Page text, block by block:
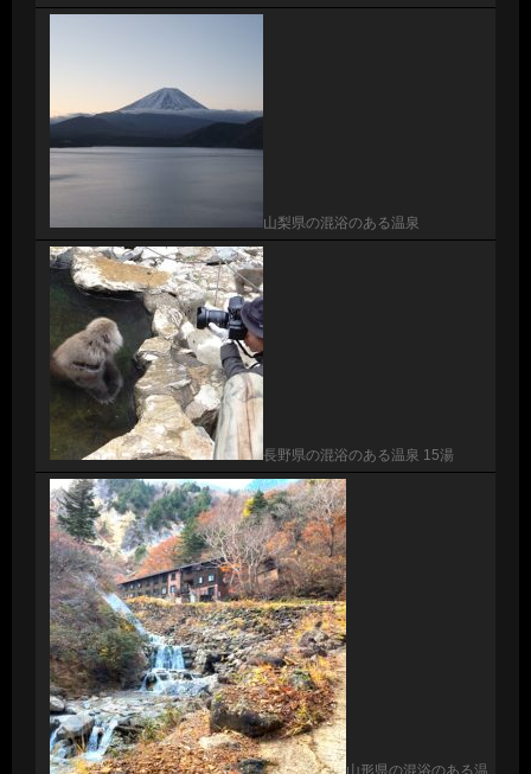
山梨県の混浴のある温泉
長野県の混浴のある温泉 15湯
山形県の混浴のある温